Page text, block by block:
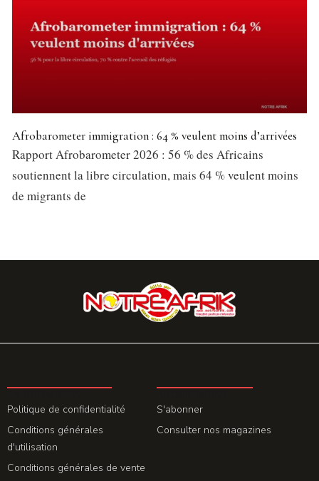
Afrobarometer immigration : 64 % veulent moins d’arrivées
Rapport Afrobarometer 2026 : 56 % des Africains
soutiennent la libre circulation, mais 64 % veulent moins
de migrants de
Politique de confidentialité
Conditions générales
d'utilisation
Conditions générales de vente
S'abonner
Consulter nos magazines